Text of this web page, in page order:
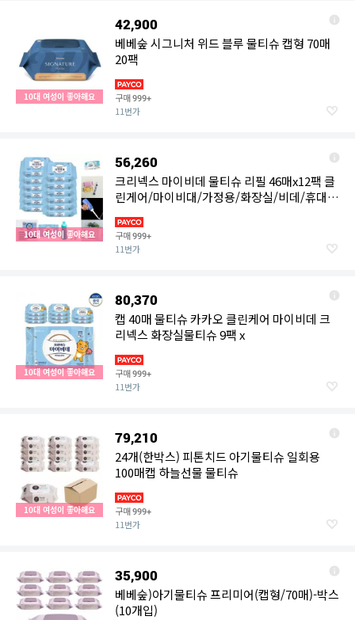
10대 여성이 좋아해요
42,900
베베숲 시그니처 위드 블루 물티슈 캡형 70매
20팩
구매999+
11번가
10대 여성이 좋아해요
56,260
크리넥스 마이비데 물티슈 리필 46매x12팩 클
린게어/마이비대/가정용/화장실/비데/휴대/
구매999+
11번가
10대 여성이 좋아해요
80,370
캡 40매 물티슈 카카오 클린케어 마이비데 크
리넥스 화장실물티슈 9팩 x
구매999+
11번가
10대 여성이 좋아해요
79,210
24개(한박스) 피톤치드 아기물티슈 일회용
100매캡 하늘선물 물티슈
구매999+
11번가
35,900
베베숲)아기물티슈 프리미어(캡형/70매)-박스
(10개입)